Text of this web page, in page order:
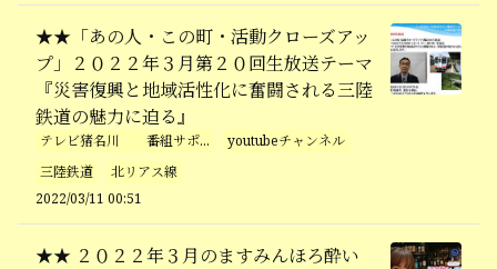
★★「あの人・この町・活動クローズアッ
プ」２０２２年３月第２０回生放送テーマ
『災害復興と地域活性化に奮闘される三陸
鉄道の魅力に迫る』
テレビ猪名川 番組サポ...
youtubeチャンネル
三陸鉄道
北リアス線
2022/03/11 00:51
★★ ２０２２年３月のますみんほろ酔い